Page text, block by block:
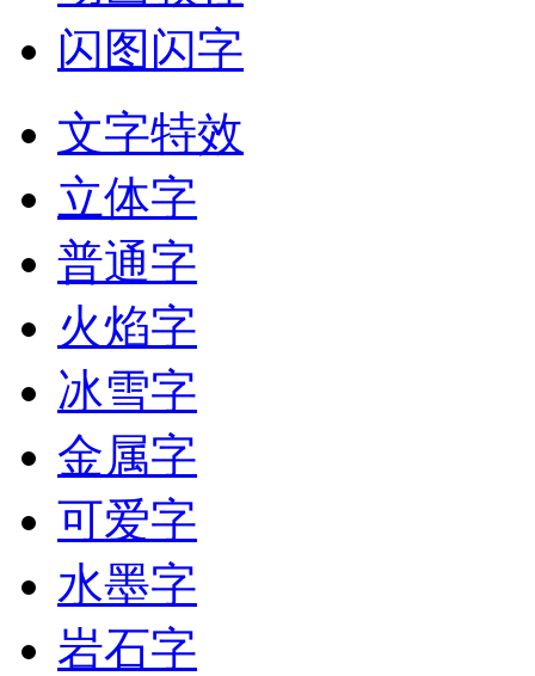
闪图闪字
文字特效
立体字
普通字
火焰字
冰雪字
金属字
可爱字
水墨字
岩石字